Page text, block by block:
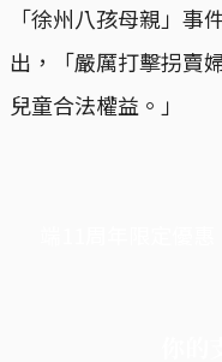
「徐州八孩母親」
出，「嚴厲打擊拐賣
兒童合法權益。」